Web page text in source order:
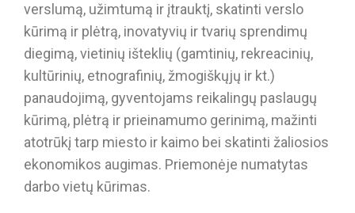
verslumą, užimtumą ir įtrauktį, skatinti verslo
kūrimą ir plėtrą, inovatyvių ir tvarių sprendimų
diegimą, vietinių išteklių (gamtinių, rekreacinių,
kultūrinių, etnografinių, žmogiškųjų ir kt.)
panaudojimą, gyventojams reikalingų paslaugų
kūrimą, plėtrą ir prieinamumo gerinimą, mažinti
atotrūkį tarp miesto ir kaimo bei skatinti žaliosios
ekonomikos augimas. Priemonėje numatytas
darbo vietų kūrimas.